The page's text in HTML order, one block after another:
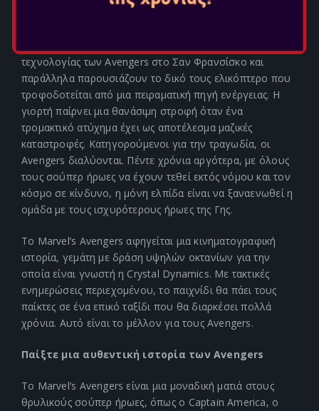
Το Marvel’s Avengers ξεκινά με το A-Day, την ημέρα
τεχνολογίας των Avengers στο Σαν Φρανσίσκο και
παράλληλα παρουσιάζουν το δικό τους ελικόπτερο που
τροφοδοτείται από μια πειραματική πηγή ενέργειας. Η
γιορτή παίρνει μια θανάσιμη στροφή όταν ένα
τρομακτικό ατύχημα έχει ως αποτέλεσμα μαζικές
καταστροφές. Κατηγορούμενοι για την τραγωδία, οι
Avengers διαλύονται. Πέντε χρόνια αργότερα, με όλους
τους σούπερ ήρωες να έχουν τεθεί εκτός νόμου και τον
κόσμο σε κίνδυνο, η μόνη ελπίδα είναι να ξαναενωθεί η
ομάδα με τους ισχυρότερους ήρωες της Γης.
Το Marvel’s Avengers αφηγείται μια κινηματογραφική
ιστορία, γεμάτη με δράση υψηλών οκτανίων για την
οποία είναι γνωστή η Crystal Dynamics. Με τακτικές
ενημερώσεις περιεχομένου, το παιχνίδι θα πάει τους
παίκτες σε ένα επικό ταξίδι που θα διαρκέσει πολλά
χρόνια. Αυτό είναι το μέλλον για τους Avengers.
Παίξτε μια αυθεντική ιστορία των Avengers
Το Marvel’s Avengers είναι μια μοναδική ματιά στους
θρυλικούς σούπερ ήρωες, όπως ο Captain America, ο